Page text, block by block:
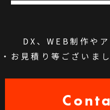
DX、WEB制作や
お見積り等ございま